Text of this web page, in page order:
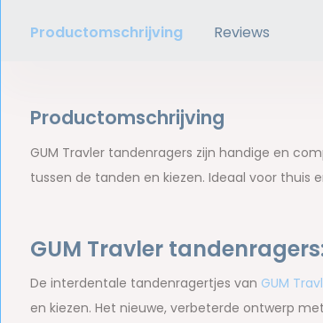
Productomschrijving Reviews
Productomschrijving
GUM Travler tandenragers zijn handige en
tussen de tanden en kiezen. Ideaal voor thuis
GUM Travler
De interdentale tandenragertjes van GUM
en kiezen. Het nieuwe, verbeterde ontwerp